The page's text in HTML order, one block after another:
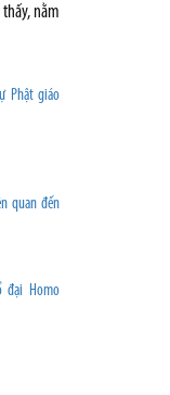
nằm
Phật giáo
quan đến
đại Homo